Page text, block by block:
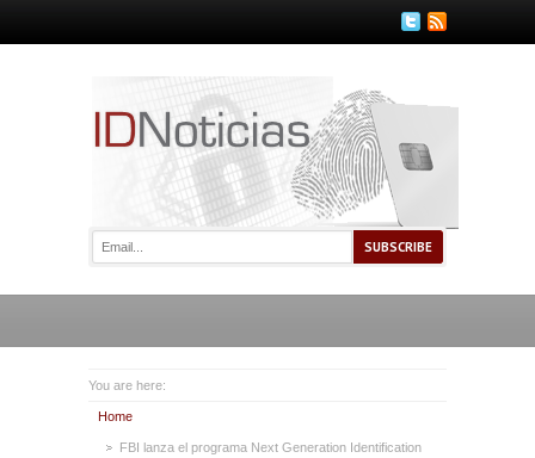
You are here:
Home
FBI lanza el programa Next Generation Identification